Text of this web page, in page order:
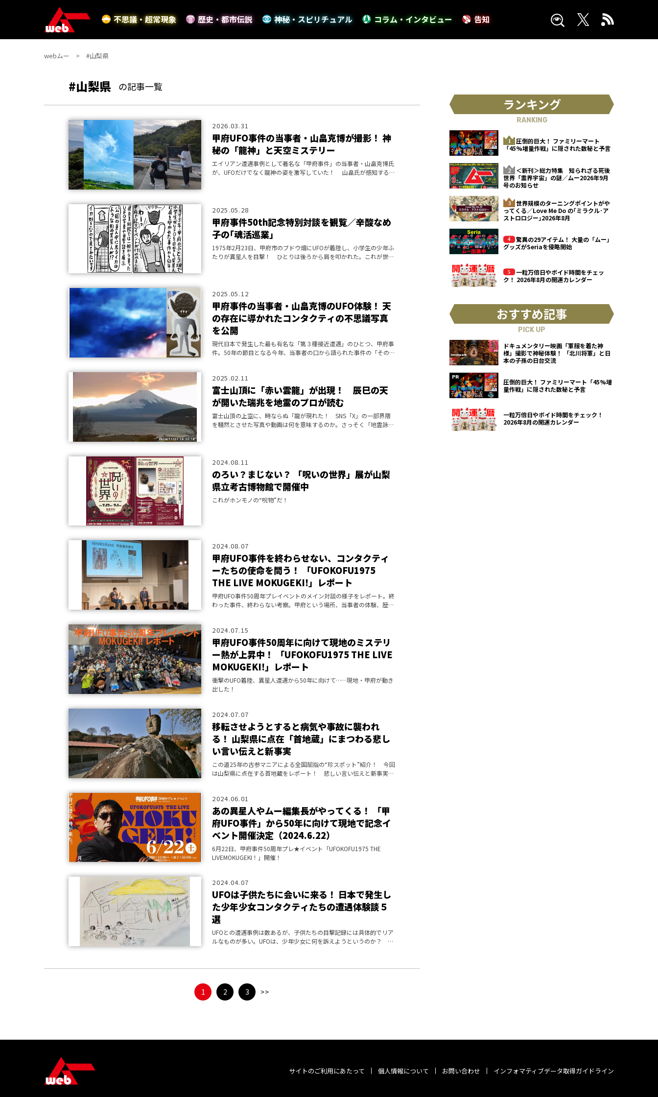
不思議・超常現象 歴史・都市伝説 神秘・スピリチュアル コラム・インタビュー 告知
webムー #山梨県
#山梨県 の記事一覧
2026.03.31
甲府UFO事件の当事者・山畠克博が撮影！ 神
秘の「龍神」と天空ミステリー
エイリアン遭遇事例として著名な「甲府事件」の当事者・山畠克博氏
が、UFOだけでなく龍神の姿を激写していた！ 山畠氏が感知する超
2025.05.28
甲府事件50th記念特別対談を観覧／辛酸なめ
子の｢魂活巡業｣
1975年2月23日、甲府市のブドウ畑にUFOが着陸し、小学生の少年ふ
たりが異星人を目撃！ ひとりは後ろから肩を叩かれた。これが世に
2025.05.12
甲府事件の当事者・山畠克博のUFO体験！ 天
の存在に導かれたコンタクティの不思議写真
を公開
現代日本で発生した最も有名な「第３種接近遭遇」のひとつ、甲府事
件。50年の節目となる今年、当事者の口から語られた事件の「その
2025.02.11
富士山頂に「赤い雲龍」が出現！ 辰巳の天
が開いた瑞兆を地霊のプロが読む
富士山頂の上空に、時ならぬ「龍が現れた！ SNS「X」の一部界隈
を騒然とさせた写真や動画は何を意味するのか。さっそく「地霊詠
2024.08.11
のろい？まじない？ 「呪いの世界」展が山梨
県立考古博物館で開催中
これがホンモノの“呪物”だ！
2024.08.07
甲府UFO事件を終わらせない、コンタクティ
ーたちの使命を問う！ 「UFOKOFU1975
THE LIVE MOKUGEKI!」レポート
甲府UFO事件50周年プレイベントのメイン対談の様子をレポート。終
わった事件、終わらない考察。甲府という場所、当事者の体験、歴史
2024.07.15
甲府UFO事件50周年に向けて現地のミステリ
ー熱が上昇中！ 「UFOKOFU1975 THE LIVE
MOKUGEKI!」レポート
衝撃のUFO着陸、異星人遭遇から50年に向けて……現地・甲府が動き
出した！
2024.07.07
移転させようとすると病気や事故に襲われ
る！ 山梨県に点在「首地蔵」にまつわる悲し
い言い伝えと新事実
この道25年の古参マニアによる全国屈指の“珍スポット”紹介！ 今回
は山梨県に点在する首地蔵をレポート！ 悲しい言い伝えと新事実も
2024.06.01
あの異星人やムー編集長がやってくる！ 「甲
府UFO事件」から50年に向けて現地で記念イ
ベント開催決定（2024.6.22）
6月22日、甲府事件50周年プレ★イベント「UFOKOFU1975 THE
LIVEMOKUGEKI！」開催！
2024.04.07
UFOは子供たちに会いに来る！ 日本で発生し
た少年少女コンタクティたちの遭遇体験談５
選
UFOとの遭遇事例は数あるが、子供たちの目撃記録には具体的でリア
ルなものが多い。UFOは、少年少女に何を訴えようというのか？ 日
1 2 3 >>
ランキング
RANKING
圧倒的巨大！ ファミリーマート
「45%増量作戦」に隠された数秘と予言
＜新刊＞総力特集 知られざる死後
世界「霊界宇宙」の謎／ムー2026年9月
号のお知らせ
世界規模のターニングポイントがや
ってくる／Love Me Do の｢ミラクル･ア
ストロロジー｣2026年8月
驚異の29アイテム！ 大量の「ムー」
グッズがSeriaを侵略開始
一粒万倍日やボイド時間をチェッ
ク！ 2026年8月の開運カレンダー
おすすめ記事
PICK UP
ドキュメンタリー映画「軍服を着た神
様」撮影で神秘体験！ 「北川将軍」と日
本の子孫の日台交流
圧倒的巨大！ ファミリーマート「45%増
量作戦」に隠された数秘と予言
一粒万倍日やボイド時間をチェック！
2026年8月の開運カレンダー
サイトのご利用にあたって 個人情報について お問い合わせ インフォマティブデータ取得ガイドライン